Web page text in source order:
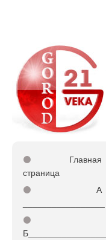
⚫
Главная
страница
⚫
А
⚫
Б_________________